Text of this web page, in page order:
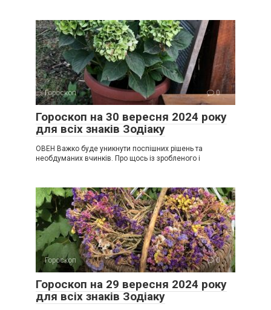
Гороскоп 0
Гороскоп на 30 вересня 2024 року
для всіх знаків Зодіаку
ОВЕН Важко буде уникнути поспішних рішень та
необдуманих вчинків. Про щось із зробленого і
Гороскоп 0
Гороскоп на 29 вересня 2024 року
для всіх знаків Зодіаку